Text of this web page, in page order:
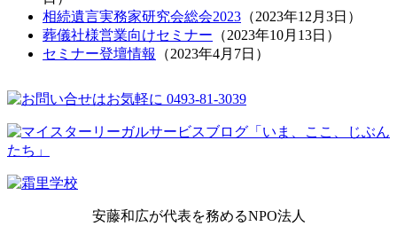
相続遺言実務家研究会総会2023 （2023年12月3日 ）
葬儀社様営業向けセミナー （2023年10月13日 ）
セミナー登壇情報
（2023年4月7日 ）
安藤和広が代表を務めるNPO法人